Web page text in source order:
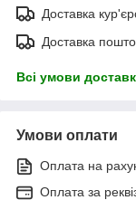
Доставка
Доставка
Всі умови
Умови оплати
Оплата на
Оплата за